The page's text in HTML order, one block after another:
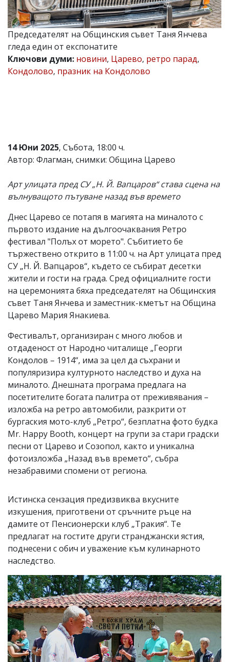
Главен
редактор:
Иван
Колев,
email:
office@flagman.bg
Коментарите
редакцията
не
за
тях!
откриете
обиден
за
вас
коментар,
моля
сигнализирайте
ни!
Председателят на Общинския съвет Таня Янчева
гледа един от експонатите
Ключови думи: новини, Царево, ретро парад,
Кондолово, празник на Кондолово
14 Юни 2025, Събота, 18:00 ч.
Автор: Флагман, снимки: Община Царево
Арт улицата пред СУ „Н. Й. Вапцаров“ става сцена на
вълнуващото пътуване назад във времето
Днес Царево се потапя в магията на миналото с
първото издание на дългоочаквания Ретро
фестивал "Полъх от морето". Събитието бе
тържествено открито в 11:00 ч. на Арт улицата пред
СУ „Н. Й. Вапцаров“, където се събират десетки
жители и гости на града. Сред официалните гости
на церемонията бяха председателят на Общинския
съвет Таня Янчева и заместник-кметът на Община
Царево Мария Янакиева.
Фестивалът, организиран с много любов и
отдаденост от Народно читалище „Георги
Кондолов – 1914“, има за цел да съхрани и
популяризира културното наследство и духа на
миналото. Днешната програма предлага на
посетителите богата палитра от преживявания –
изложба на ретро автомобили, разкрити от
бургаския мото-клуб „Ретро“, безплатна фото будка
Mr. Happy Booth, концерт на групи за стари градски
песни от Царево и Созопол, както и уникална
фотоизложба „Назад във времето“, събра
незабравими спомени от региона.
Истинска сензация предизвиква вкусните
изкушения, приготвени от сръчните ръце на
дамите от Пенсионерски клуб „Тракия“. Те
предлагат на гостите други странджански ястия,
поднесени с обич и уважение към кулинарното
наследство.